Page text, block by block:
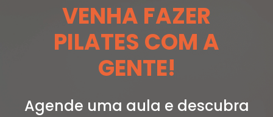
VENHA FAZER
PILATES COM A
GENTE!
Agende uma aula e descubra